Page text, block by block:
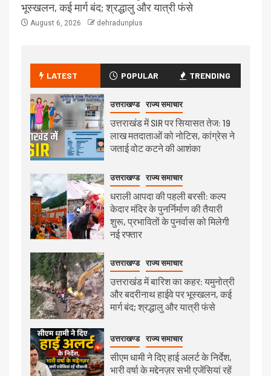
भूस्खलन, कई मार्ग बंद; श्रद्धालु और यात्री फंसे
August 6, 2026 dehradunplus
LATEST POPULAR TRENDING
उत्तराखण्ड राज्य समाचार
उत्तराखंड में SIR पर सियासत तेज: 19
लाख मतदाताओं को नोटिस, कांग्रेस ने
जताई वोट कटने की आशंका
उत्तराखण्ड राज्य समाचार
धराली आपदा की पहली बरसी: कल्प
केदार मंदिर के पुनर्निर्माण की तैयारी
शुरू, प्रभावितों के पुनर्वास को मिलेगी
नई रफ्तार
उत्तराखण्ड राज्य समाचार
उत्तराखंड में बारिश का कहर: यमुनोत्री
और बदरीनाथ हाईवे पर भूस्खलन, कई
मार्ग बंद; श्रद्धालु और यात्री फंसे
उत्तराखण्ड राज्य समाचार
सीएम धामी ने दिए हाई अलर्ट के निर्देश,
भारी वर्षा के मद्देनज़र सभी एजेंसियां रहें